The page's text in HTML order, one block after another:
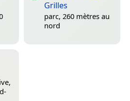
Grilles
parc, 260 mètres au
nord